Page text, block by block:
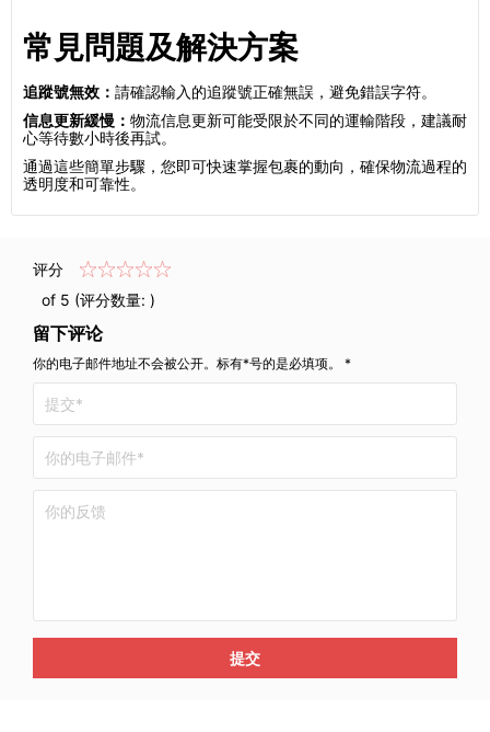
常見問題及解決方案
追蹤號無效： 請確認輸入的追蹤號正確無誤，避免錯誤字符。
信息更新緩慢： 物流信息更新可能受限於不同的運輸階段，建議耐
心等待數小時後再試。
通過這些簡單步驟，您即可快速掌握包裹的動向，確保物流過程的
透明度和可靠性。
评分
of 5 (评分数量: )
留下评论
你的电子邮件地址不会被公开。标有*号的是必填项。 *
提交